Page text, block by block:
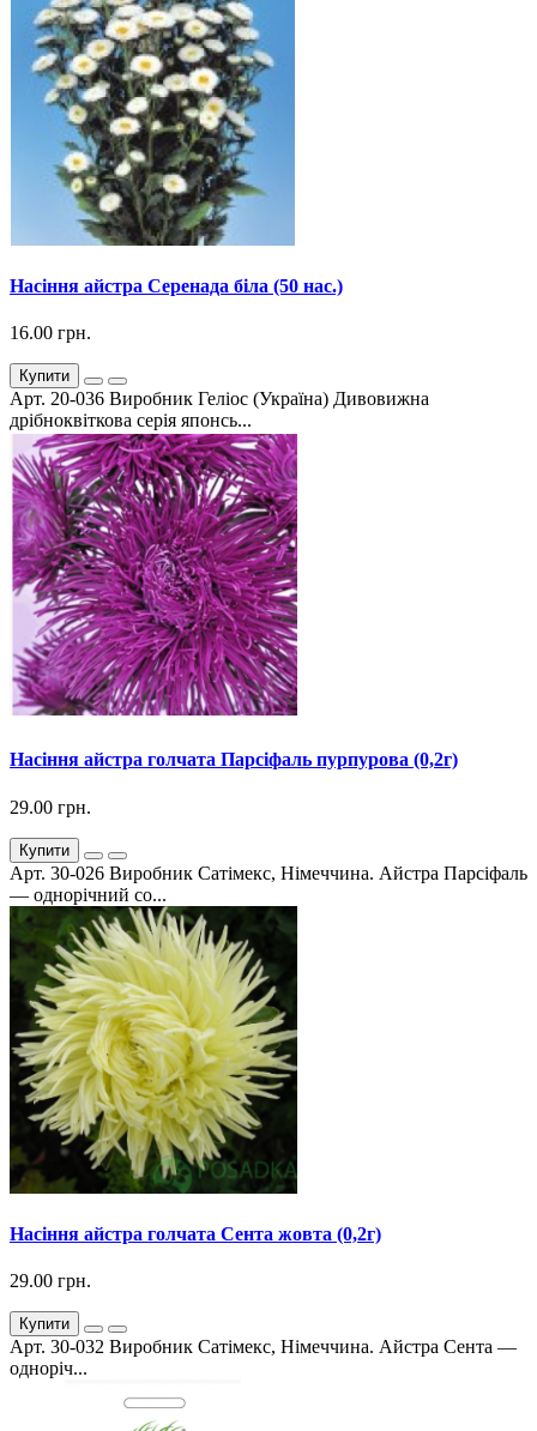
Насіння айстра Серенада біла (50 нас.)
16.00 грн.
Купити
Арт. 20-036 Виробник Геліос (Україна) Дивовижна
дрібноквіткова серія японсь...
Насіння айстра голчата Парсіфаль пурпурова (0,2г)
29.00 грн.
Купити
Арт. 30-026 Виробник Сатімекс, Німеччина. Айстра Парсіфаль
— однорічний со...
Насіння айстра голчата Сента жовта (0,2г)
29.00 грн.
Купити
Арт. 30-032 Виробник Сатімекс, Німеччина. Айстра Сента —
одноріч...